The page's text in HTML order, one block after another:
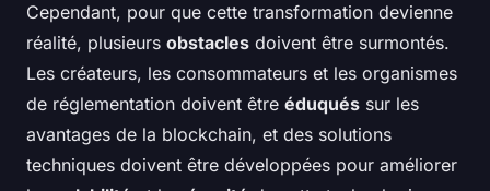
Cependant, pour que cette transformation devienne
réalité, plusieurs obstacles doivent être surmontés.
Les créateurs, les consommateurs et les organismes
de réglementation doivent être éduqués sur les
avantages de la blockchain, et des solutions
techniques doivent être développées pour améliorer